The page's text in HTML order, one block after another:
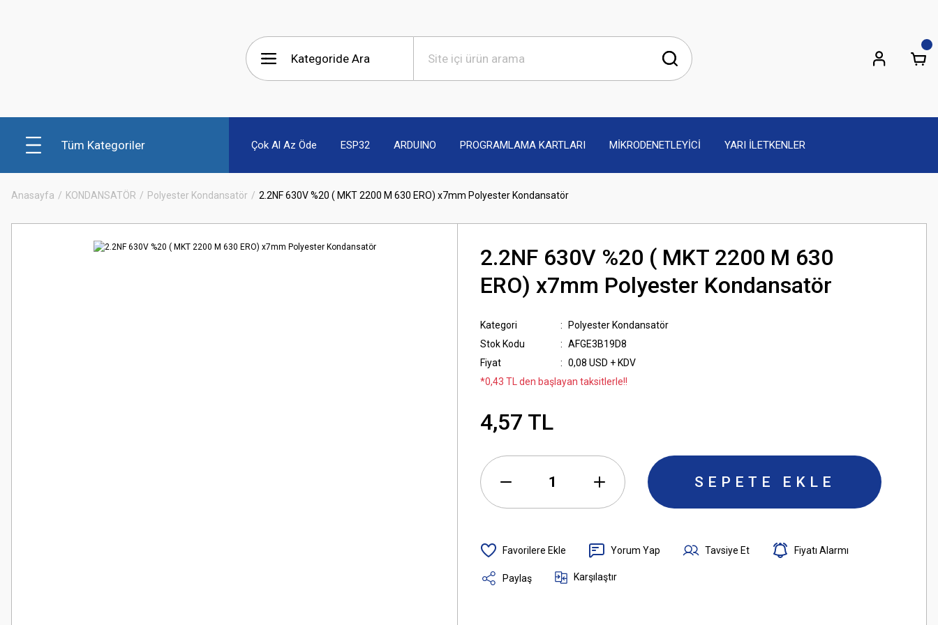
Tüm Kategoriler Çok Al Az Öde ESP32 ARDUINO PROGRAMLAMA KARTLARI MİKRODENETLEYİCİ YARI İLETKENLER
Anasayfa KONDANSATÖR Polyester Kondansatör 2.2NF 630V %20 ( MKT 2200 M 630 ERO) x7mm Polyester Kondansatör
2.2NF 630V %20 ( MKT 2200 M 630
ERO) x7mm Polyester Kondansatör
Kategori
Polyester Kondansatör
Stok Kodu
AFGE3B19D8
Fiyat
0,08 USD + KDV
*0,43 TL den başlayan taksitlerle!!
4,57 TL
SEPETE EKLE
Yorum Yap Tavsiye Et Fiyatı Alarmı
Paylaş Karşılaştır